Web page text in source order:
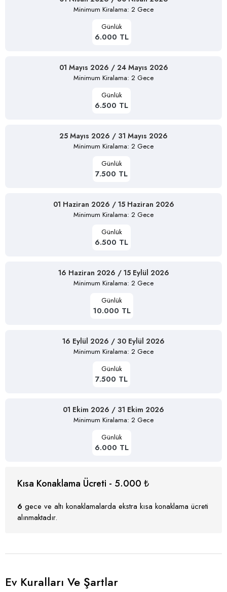
Minimum Kiralama: 2 Gece
Günlük
6.000 TL
01 Mayıs 2026 / 24 Mayıs 2026
Minimum Kiralama: 2 Gece
Günlük
6.500 TL
25 Mayıs 2026 / 31 Mayıs 2026
Minimum Kiralama: 2 Gece
Günlük
7.500 TL
01 Haziran 2026 / 15 Haziran 2026
Minimum Kiralama: 2 Gece
Günlük
6.500 TL
16 Haziran 2026 / 15 Eylül 2026
Minimum Kiralama: 2 Gece
Günlük
10.000 TL
16 Eylül 2026 / 30 Eylül 2026
Minimum Kiralama: 2 Gece
Günlük
7.500 TL
01 Ekim 2026 / 31 Ekim 2026
Minimum Kiralama: 2 Gece
Günlük
6.000 TL
Kısa Konaklama Ücreti - 5.000 ₺
6 gece ve altı konaklamalarda ekstra kısa konaklama ücreti
alınmaktadır.
Ev Kuralları Ve Şartlar